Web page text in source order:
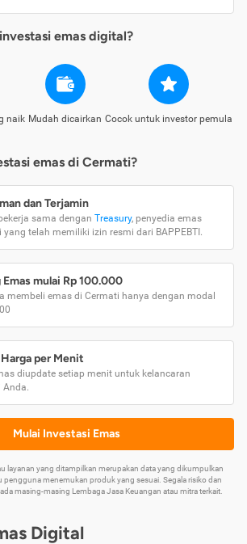
emas digital?
naik Mudah dicairkan Cocok untuk investor pemula
emas di Cermati?
dan Terjamin
sama dengan Treasury, penyedia emas
yang telah memiliki izin resmi dari BAPPEBTI.
Emas mulai Rp 100.000
membeli emas di Cermati hanya dengan modal
per Menit
diupdate setiap menit untuk kelancaran
Anda.
Mulai Investasi Emas
layanan yang ditampilkan merupakan data yang dikumpulkan
menemukan produk yang sesuai. Segala risiko dan
masing-masing Lembaga Jasa Keuangan atau mitra terkait.
Digital